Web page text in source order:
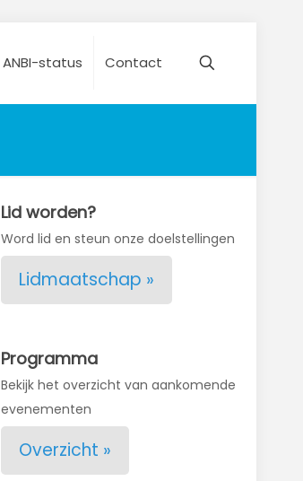
ANBI-status Contact
Lid worden?
Word lid en steun onze doelstellingen
Lidmaatschap »
Programma
Bekijk het overzicht van aankomende
evenementen
Overzicht »